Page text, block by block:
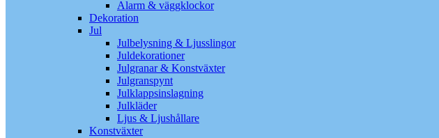
Alarm & väggklockor
Dekoration
Jul
Julbelysning & Ljusslingor
Juldekorationer
Julgranar & Konstväxter
Julgranspynt
Julklappsinslagning
Julkläder
Ljus & Ljushållare
Konstväxter